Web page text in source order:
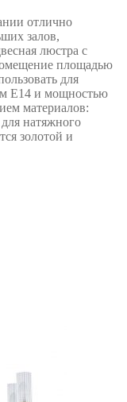
отлично
залов,
люстра с
площадью
для
E14 и мощностью
материалов:
натяжного
золотой и